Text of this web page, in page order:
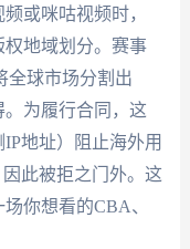
或咪咕视频时，
地域划分。赛事
全球市场分割出
为履行合同，这
地址）阻止海外用
此被拒之门外。这
你想看的CBA、